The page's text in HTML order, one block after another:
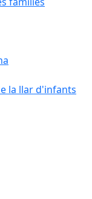
la llar d'infants